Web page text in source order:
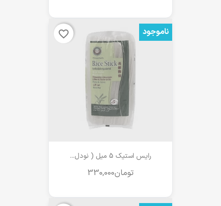
رایس استیک 5 میل ( نودل...
ناموجود favorite_border